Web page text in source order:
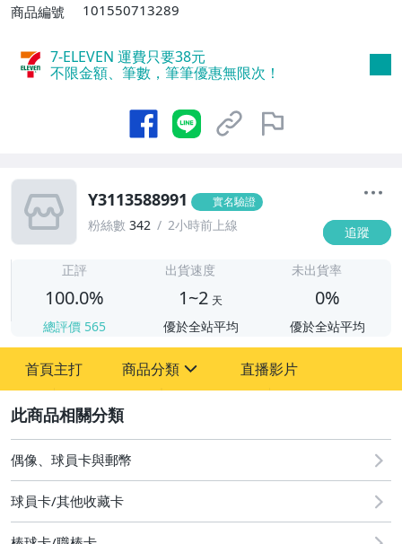
商品編號
101550713289
7-ELEVEN 運費只要38元
不限金額、筆數，筆筆優惠無限次！
Y3113588991 實名驗證
粉絲數 342 2小時前上線 追蹤
正評
100.0%
總評價 565
出貨速度
1~2 天
優於全站平均
未出貨率
0%
優於全站平均
首頁主打 商品分類
圖書/影音/文具
偶像、球員卡與郵幣
直播影片
偶像、球員卡與郵幣
球員卡/其他收藏卡